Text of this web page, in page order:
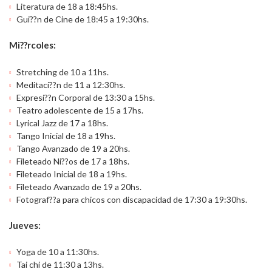
Literatura de 18 a 18:45hs.
Gui??n de Cine de 18:45 a 19:30hs.
Mi??rcoles:
Stretching de 10 a 11hs.
Meditaci??n de 11 a 12:30hs.
Expresi??n Corporal de 13:30 a 15hs.
Teatro adolescente de 15 a 17hs.
Lyrical Jazz de 17 a 18hs.
Tango Inicial de 18 a 19hs.
Tango Avanzado de 19 a 20hs.
Fileteado Ni??os de 17 a 18hs.
Fileteado Inicial de 18 a 19hs.
Fileteado Avanzado de 19 a 20hs.
Fotograf??a para chicos con discapacidad de 17:30 a 19:30hs.
Jueves:
Yoga de 10 a 11:30hs.
Tai chi de 11:30 a 13hs.